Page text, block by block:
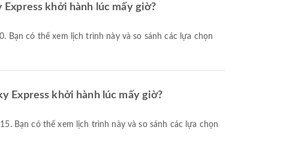
khởi hành lúc mấy giờ?
Express khởi hành lúc mấy giờ?